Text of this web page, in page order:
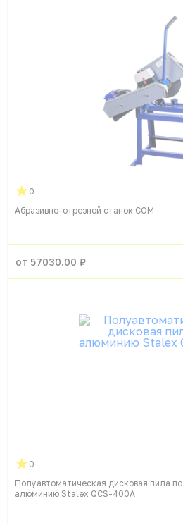
0
Абразивно-отрезной станок СОМ
от 57030.00 ₽
0
Полуавтоматическая дисковая пила по
алюминию Stalex QCS-400A